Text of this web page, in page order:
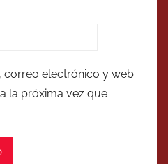
correo electrónico y web
la próxima vez que